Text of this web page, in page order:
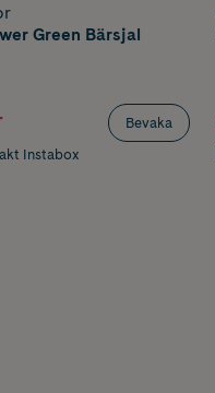
Green Bärsjal
Instabox
Bevaka